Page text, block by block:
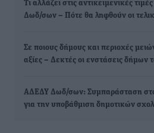
Τι αλλάζει στις αντικειμενικές
Δωδ/σων – Πότε θα ληφθούν οι
Σε ποιους δήμους και περιοχές
αξίες – Δεκτές οι ενστάσεις
ΑΔΕΔΥ Δωδ/σων: Συμπαράσταση
για την υποβάθμιση δημοτικών